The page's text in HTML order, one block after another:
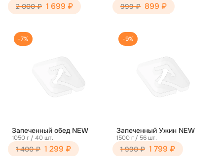
2 000 ₽ 1 699 ₽ 999 ₽ 899 ₽
-7%
Запеченный обед NEW
1050 г / 40 шт.
1 400 ₽ 1 299 ₽
-9%
Запеченный Ужин NEW
1500 г / 56 шт.
1 990 ₽ 1 799 ₽